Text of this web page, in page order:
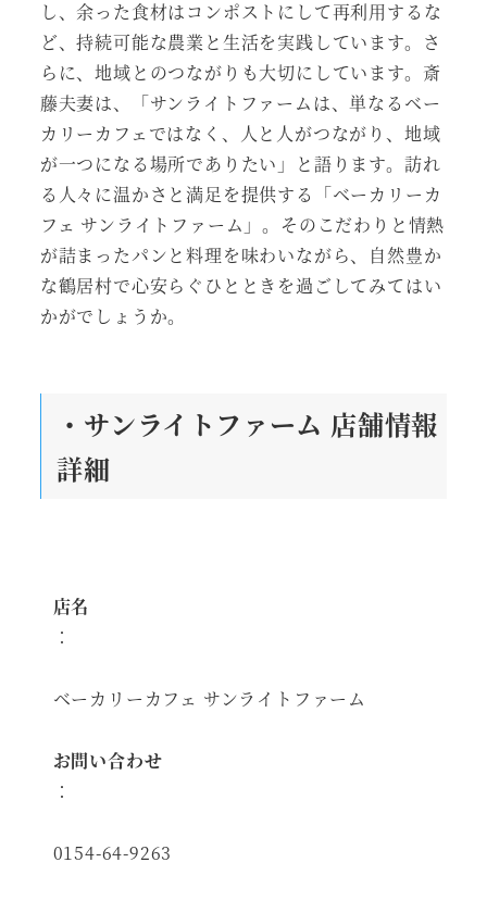
し、余った食材はコンポストにして再利用するな
ど、持続可能な農業と生活を実践しています。さ
らに、地域とのつながりも大切にしています。斎
藤夫妻は、「サンライトファームは、単なるベー
カリーカフェではなく、人と人がつながり、地域
が一つになる場所でありたい」と語ります。訪れ
る人々に温かさと満足を提供する「ベーカリーカ
フェ サンライトファーム」。そのこだわりと情熱
が詰まったパンと料理を味わいながら、自然豊か
な鶴居村で心安らぐひとときを過ごしてみてはい
かがでしょうか。
・サンライトファーム 店舗情報
詳細
店名
：
ベーカリーカフェ サンライトファーム
お問い合わせ
：
0154-64-9263